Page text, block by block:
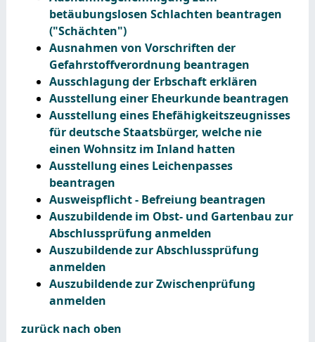
betäubungslosen Schlachten beantragen
("Schächten")
Ausnahmen von Vorschriften der
Gefahrstoffverordnung beantragen
Ausschlagung der Erbschaft erklären
Ausstellung einer Eheurkunde beantragen
Ausstellung eines Ehefähigkeitszeugnisses
für deutsche Staatsbürger, welche nie
einen Wohnsitz im Inland hatten
Ausstellung eines Leichenpasses
beantragen
Ausweispflicht - Befreiung beantragen
Auszubildende im Obst- und Gartenbau zur
Abschlussprüfung anmelden
Auszubildende zur Abschlussprüfung
anmelden
Auszubildende zur Zwischenprüfung
anmelden
zurück nach oben